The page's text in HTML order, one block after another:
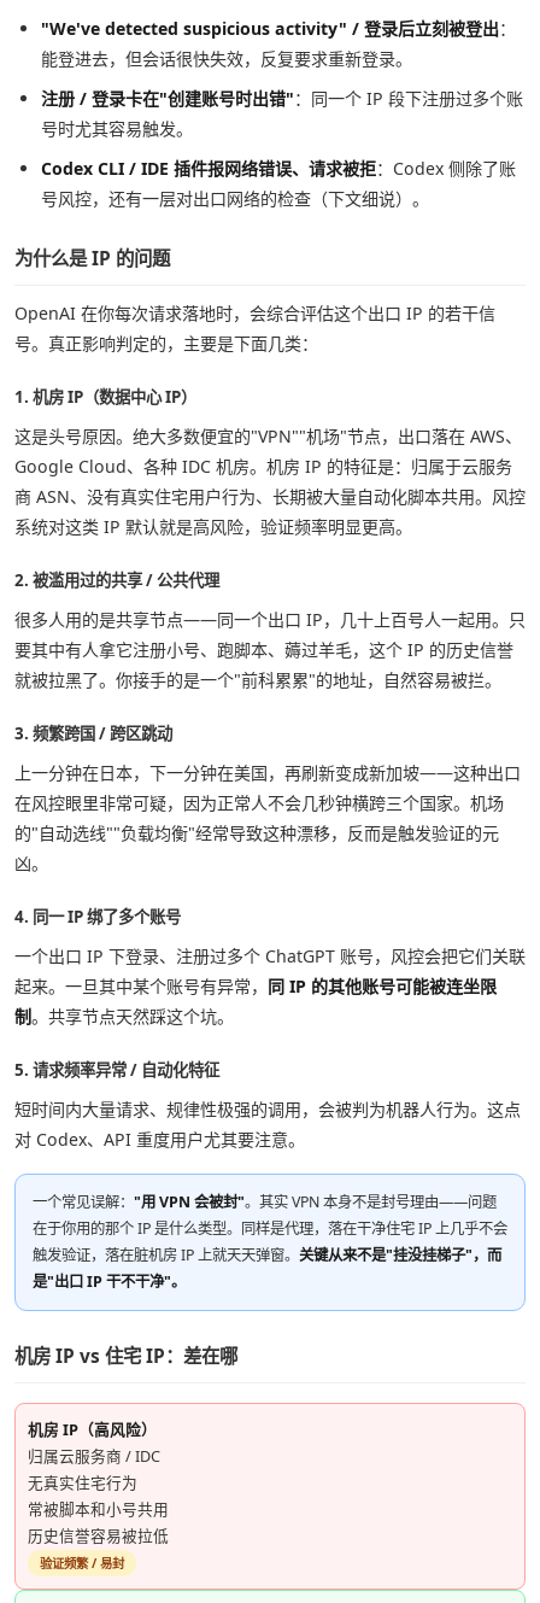
"We've detected suspicious activity" / 登录后立刻被登出：
能登进去，但会话很快失效，反复要求重新登录。
注册 / 登录卡在"创建账号时出错"：同一个 IP 段下注册过多个账
号时尤其容易触发。
Codex CLI / IDE 插件报网络错误、请求被拒：Codex 侧除了账
号风控，还有一层对出口网络的检查（下文细说）。
为什么是 IP 的问题
OpenAI 在你每次请求落地时，会综合评估这个出口 IP 的若干信
号。真正影响判定的，主要是下面几类：
1. 机房 IP（数据中心 IP）
这是头号原因。绝大多数便宜的"VPN""机场"节点，出口落在 AWS、
Google Cloud、各种 IDC 机房。机房 IP 的特征是：归属于云服务
商 ASN、没有真实住宅用户行为、长期被大量自动化脚本共用。风控
系统对这类 IP 默认就是高风险，验证频率明显更高。
2. 被滥用过的共享 / 公共代理
很多人用的是共享节点——同一个出口 IP，几十上百号人一起用。只
要其中有人拿它注册小号、跑脚本、薅过羊毛，这个 IP 的历史信誉
就被拉黑了。你接手的是一个"前科累累"的地址，自然容易被拦。
3. 频繁跨国 / 跨区跳动
上一分钟在日本，下一分钟在美国，再刷新变成新加坡——这种出口
在风控眼里非常可疑，因为正常人不会几秒钟横跨三个国家。机场
的"自动选线""负载均衡"经常导致这种漂移，反而是触发验证的元
凶。
4. 同一 IP 绑了多个账号
一个出口 IP 下登录、注册过多个 ChatGPT 账号，风控会把它们关联
起来。一旦其中某个账号有异常， 同 IP 的其他账号可能被连坐限
制。共享节点天然踩这个坑。
5. 请求频率异常 / 自动化特征
短时间内大量请求、规律性极强的调用，会被判为机器人行为。这点
对 Codex、API 重度用户尤其要注意。
一个常见误解： "用 VPN 会被封"。其实 VPN 本身不是封号理由——问题
在于你用的那个 IP 是什么类型。同样是代理，落在干净住宅 IP 上几乎不会
触发验证，落在脏机房 IP 上就天天弹窗。 关键从来不是"挂没挂梯子"，而
是"出口 IP 干不干净"。
机房 IP vs 住宅 IP：差在哪
机房 IP（高风险）
归属云服务商 / IDC
无真实住宅行为
常被脚本和小号共用
历史信誉容易被拉低
验证频繁 / 易封